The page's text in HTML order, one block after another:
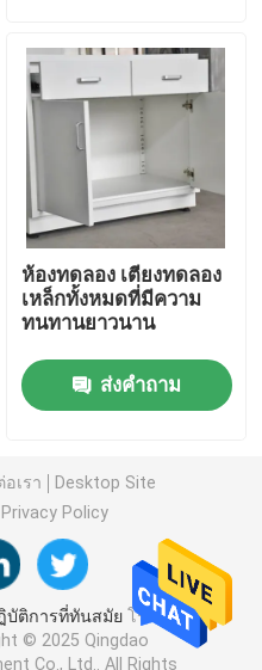
งโรงเรียน
ทางชีวภาพ
ห้องทดลอง เตียงทดลอง
เหล็กทั้งหมดที่มีความ
ทนทานยาวนาน
ส่งคำถาม
เรา
Desktop Site
Privacy Policy
บัติการที่ทันสมัยโรงงาน
© 2025 Qingdao
Co., Ltd.. All Rights